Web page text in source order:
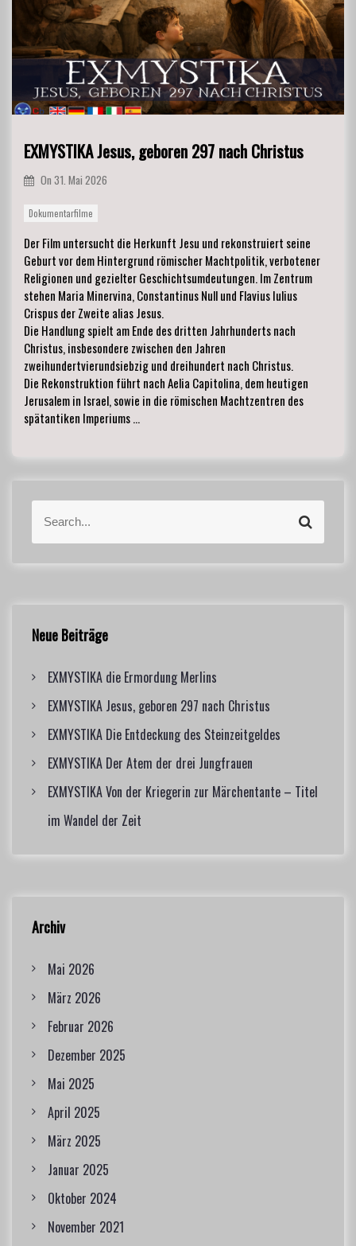
EXMYSTIKA Jesus, geboren 297 nach Christus
On 31. Mai 2026
Dokumentarfilme
Der Film untersucht die Herkunft Jesu und rekonstruiert seine
Geburt vor dem Hintergrund römischer Machtpolitik, verbotener
Religionen und gezielter Geschichtsumdeutungen. Im Zentrum
stehen Maria Minervina, Constantinus Null und Flavius Iulius
Crispus der Zweite alias Jesus.
Die Handlung spielt am Ende des dritten Jahrhunderts nach
Christus, insbesondere zwischen den Jahren
zweihundertvierundsiebzig und dreihundert nach Christus.
Die Rekonstruktion führt nach Aelia Capitolina, dem heutigen
Jerusalem in Israel, sowie in die römischen Machtzentren des
spätantiken Imperiums …
a
r
o
:
S
r
Neue Beiträge
EXMYSTIKA die Ermordung Merlins
EXMYSTIKA Jesus, geboren 297 nach Christus
EXMYSTIKA Die Entdeckung des Steinzeitgeldes
EXMYSTIKA Der Atem der drei Jungfrauen
EXMYSTIKA Von der Kriegerin zur Märchentante – Titel
im Wandel der Zeit
Archiv
Mai 2026
März 2026
Februar 2026
Dezember 2025
Mai 2025
April 2025
März 2025
Januar 2025
Oktober 2024
November 2021